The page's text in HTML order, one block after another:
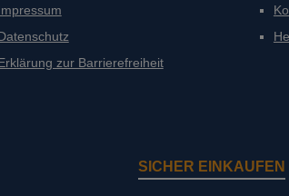
zur Barrierefreiheit
SICHER EINKAUFEN